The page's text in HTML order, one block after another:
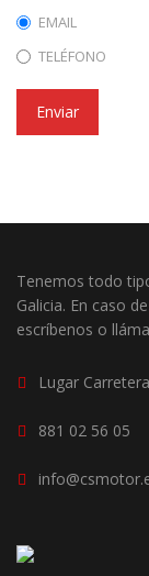
EMAIL
TELÉFONO
Enviar
Tenemos todo
Galicia. En caso
escríbenos o
Lugar
881 02 56 05